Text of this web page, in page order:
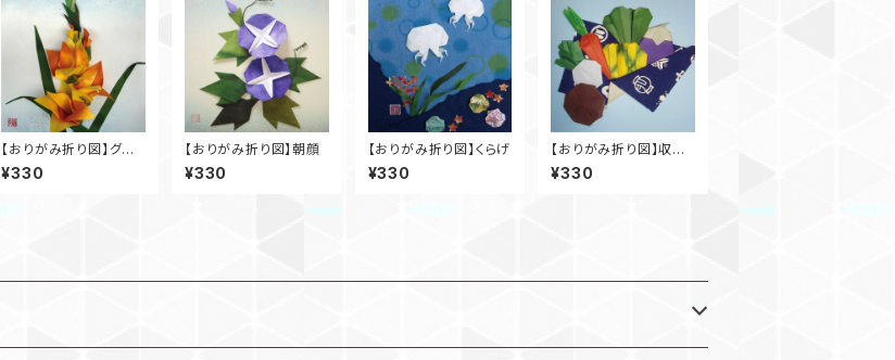
【おりがみ折り図】グラ
ジオラス
¥330
【おりがみ折り図】朝顔
¥330
【おりがみ折り図】くらげ
¥330
【おりがみ折り図】収穫
祭
¥330